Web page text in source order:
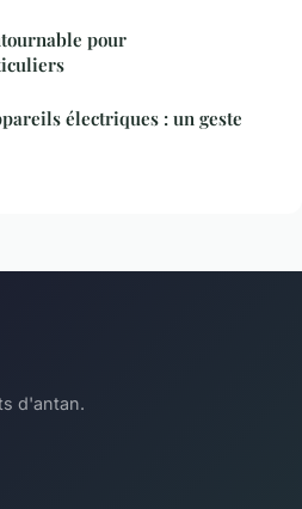
pour
électriques : un geste
d'antan.